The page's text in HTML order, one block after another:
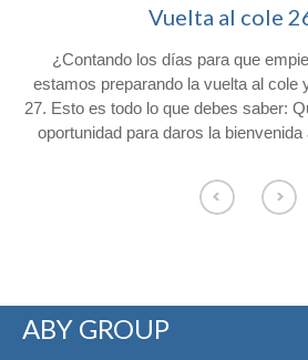
Vuelta al cole
¿Contando los días para que
estamos preparando la vuelta al cole
27. Esto es todo lo que debes saber:
oportunidad para daros la
Afuera. Con vistas al inicio del
llegar la siguiente información.
de primaria lo harán el viernes 4 de
permanencias comenzará el 4 de
ABY GROUP